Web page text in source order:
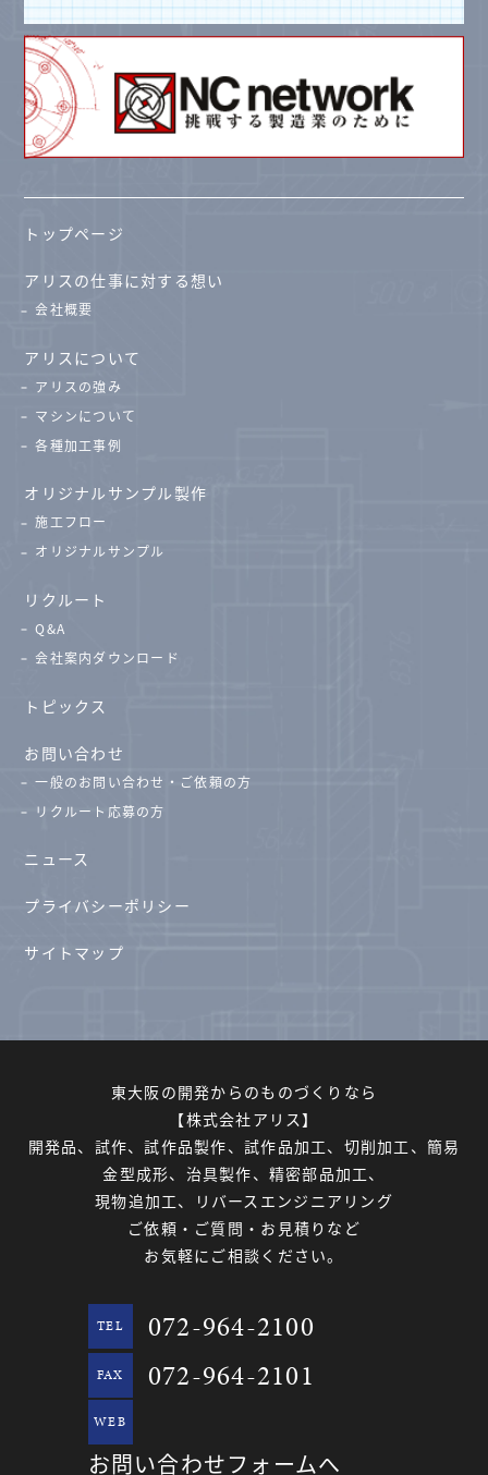
トップページ
アリスの仕事に対する想い
会社概要
アリスについて
アリスの強み
マシンについて
各種加工事例
オリジナルサンプル製作
施工フロー
オリジナルサンプル
リクルート
Q&A
会社案内ダウンロード
トピックス
お問い合わせ
一般のお問い合わせ・ご依頼の方
リクルート応募の方
ニュース
プライバシーポリシー
サイトマップ
東大阪の開発からのものづくりなら
【株式会社アリス】
開発品、試作、試作品製作、試作品加工、切削加工、簡易
金型成形、治具製作、精密部品加工、
現物追加工、リバースエンジニアリング
ご依頼・ご質問・お見積りなど
お気軽にご相談ください。
TEL 072-964-2100
FAX 072-964-2101
WEB
お問い合わせフォームへ